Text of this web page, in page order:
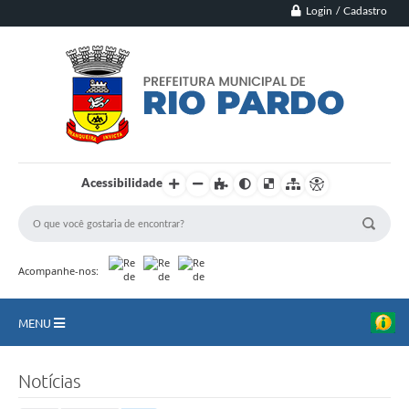
Login / Cadastro
Acessibilidade
Acompanhe-nos:
MENU
Notícias